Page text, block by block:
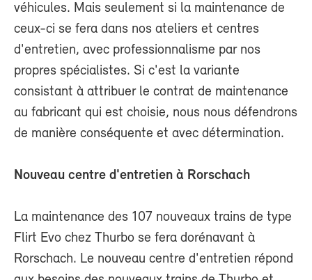
véhicules. Mais seulement si la maintenance de
ceux-ci se fera dans nos ateliers et centres
d'entretien, avec professionnalisme par nos
propres spécialistes. Si c'est la variante
consistant à attribuer le contrat de maintenance
au fabricant qui est choisie, nous nous défendrons
de manière conséquente et avec détermination.
Nouveau centre d'entretien à Rorschach
La maintenance des 107 nouveaux trains de type
Flirt Evo chez Thurbo se fera dorénavant à
Rorschach. Le nouveau centre d'entretien répond